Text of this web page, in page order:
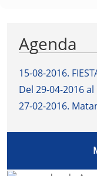
Agenda
15-08-2016.
Del 29-04-2016
27-02-2016.